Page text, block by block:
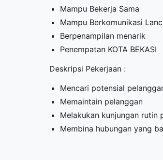
Mampu Bekerja Sama
Mampu Berkomunikasi
Berpenampilan menarik
Penempatan KOTA BEKASI
Deskripsi Pekerjaan :
Mencari potensial
Memaintain pelanggan
Melakukan kunjungan rutin
Membina hubungan yang